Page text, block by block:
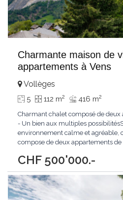
Charmante maison de
appartements à Vens
CHF 500'000.-
Vollèges
5 112 m2 416 m2
Charmant chalet composé de deux
- Un bien aux multiples
environnement calme et agréable,
compose de deux appartements de
d'utilisation, permettant aussi bien
afin de créer une habitation